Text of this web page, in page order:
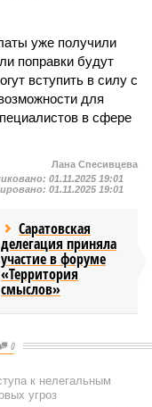
уже получили
поправки будут
вступить в силу с
для
в сфере
Лана Спесивцева
01.11.2025 19:01
01.11.2025 19:01
Саратовская
делегация приняла
участие в форуме
«Территория
смыслов»
0
к нелегальным
угроз